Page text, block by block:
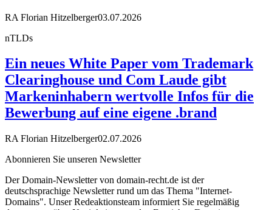
RA Florian Hitzelberger03.07.2026
nTLDs
Ein neues White Paper vom Trademark
Clearinghouse und Com Laude gibt
Markeninhabern wertvolle Infos für die
Bewerbung auf eine eigene .brand
RA Florian Hitzelberger02.07.2026
Abonnieren Sie unseren Newsletter
Der Domain-Newsletter von domain-recht.de ist der
deutschsprachige Newsletter rund um das Thema "Internet-
Domains". Unser Redeaktionsteam informiert Sie regelmäßig